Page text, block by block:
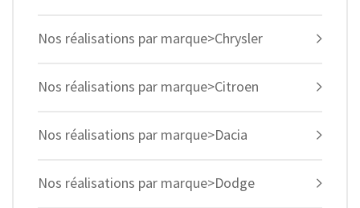
Nos réalisations par marque>Chrysler
Nos réalisations par marque>Citroen
Nos réalisations par marque>Dacia
Nos réalisations par marque>Dodge